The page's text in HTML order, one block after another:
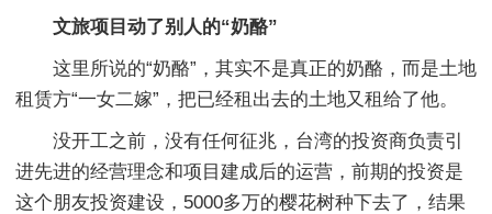
文旅项目动了别人的“奶酪”
这里所说的“奶酪”，其实不是真正的奶酪，而是土地
租赁方“一女二嫁”，把已经租出去的土地又租给了他。
没开工之前，没有任何征兆，台湾的投资商负责引
进先进的经营理念和项目建成后的运营，前期的投资是
这个朋友投资建设，5000多万的樱花树种下去了，结果